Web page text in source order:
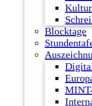
Blocktage